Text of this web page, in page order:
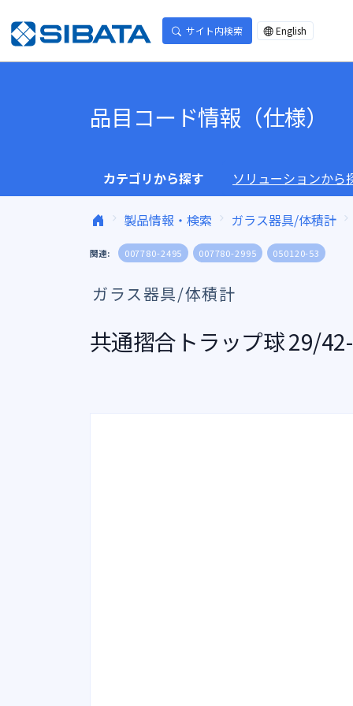
サイト内検索 English
品目コード情報（仕様）
カテゴリから探す ソリューションから
製品情報・検索 ガラス器具/体積計
関連: 007780-2495 007780-2995 050120-53
ガラス器具/体積計
共通摺合トラップ球 29/